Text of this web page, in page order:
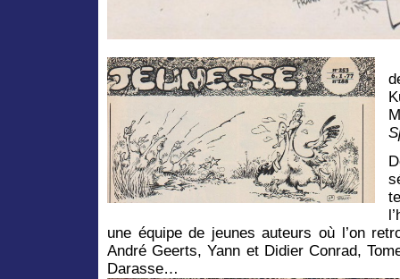
une équipe de jeunes auteurs où l’on
André Geerts, Yann et Didier Conrad,
Darasse…